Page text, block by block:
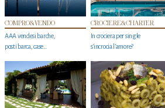
COMPRO&VENDO
AAA vendesi barche,
posti barca, case…
CROCIERE&CHARTER
In crociera per single
s'incrocia l’amore?